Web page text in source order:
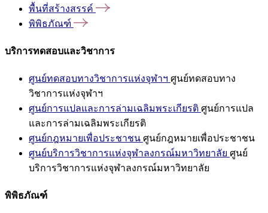
พื้นที่สร้างสรรค์
พิพิธภัณฑ์
บริการทดสอบและวิชาการ
ศูนย์ทดสอบทางวิชาการแห่งจุฬาฯ ศูนย์ทดสอบทาง
วิชาการแห่งจุฬาฯ
ศูนย์การแปลและการล่ามเฉลิมพระเกียรติ ศูนย์การแปล
และการล่ามเฉลิมพระเกียรติ
ศูนย์กฎหมายเพื่อประชาชน ศูนย์กฎหมายเพื่อประชาชน
ศูนย์บริการวิชาการแห่งจุฬาลงกรณ์มหาวิทยาลัย ศูนย์
บริการวิชาการแห่งจุฬาลงกรณ์มหาวิทยาลัย
พิพิธภัณฑ์